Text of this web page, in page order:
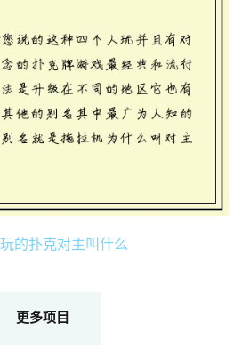
的扑克对主叫什么
更多项目